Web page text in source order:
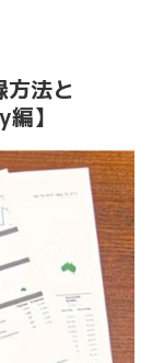
法と
】